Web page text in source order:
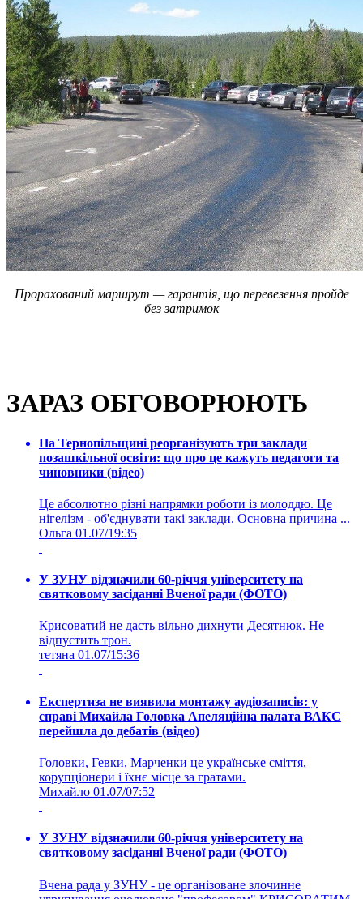
Прорахований маршрут — гарантія, що перевезення пройде
без затримок
ЗАРАЗ ОБГОВОРЮЮТЬ
На Тернопільщині реорганізують три заклади
позашкільної освіти: що про це кажуть педагоги та
чиновники (відео)
Це абсолютно різні напрямки роботи із молоддю. Це
нігелізм - об'єднувати такі заклади. Основна причина ...
Ольга 01.07/19:35
У ЗУНУ відзначили 60-річчя університету на
святковому засіданні Вченої ради (ФОТО)
Крисоватий не дасть вільно дихнути Десятнюк. Не
відпустить трон.
тетяна 01.07/15:36
Експертиза не виявила монтажу аудіозаписів: у
справі Михайла Головка Апеляційна палата ВАКС
перейшла до дебатів (відео)
Головки, Гевки, Марченки це українське сміття,
корупціонери і їхнє місце за гратами.
Михайло 01.07/07:52
У ЗУНУ відзначили 60-річчя університету на
святковому засіданні Вченої ради (ФОТО)
Вчена рада у ЗУНУ - це організоване злочинне